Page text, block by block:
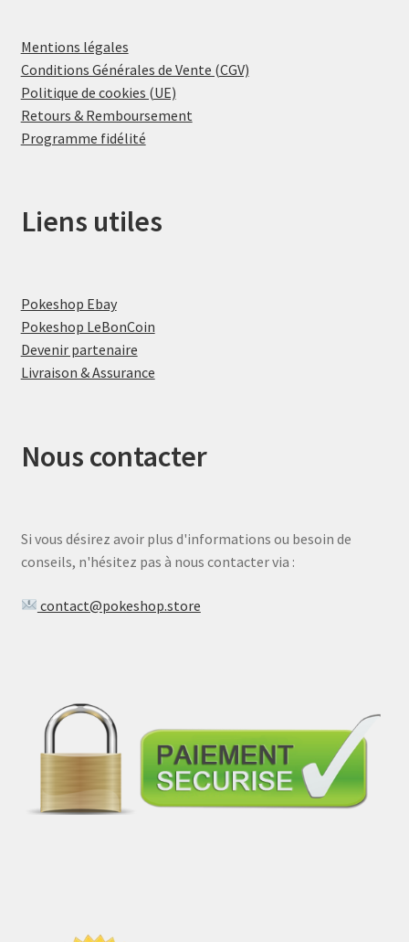
Mentions légales
Conditions Générales de Vente (CGV)
Politique de cookies (UE)
Retours & Remboursement
Programme fidélité
Liens utiles
Pokeshop Ebay
Pokeshop LeBonCoin
Devenir partenaire
Livraison & Assurance
Nous contacter
Si vous désirez avoir plus d'informations ou besoin de
conseils, n'hésitez pas à nous contacter via :
contact@pokeshop.store